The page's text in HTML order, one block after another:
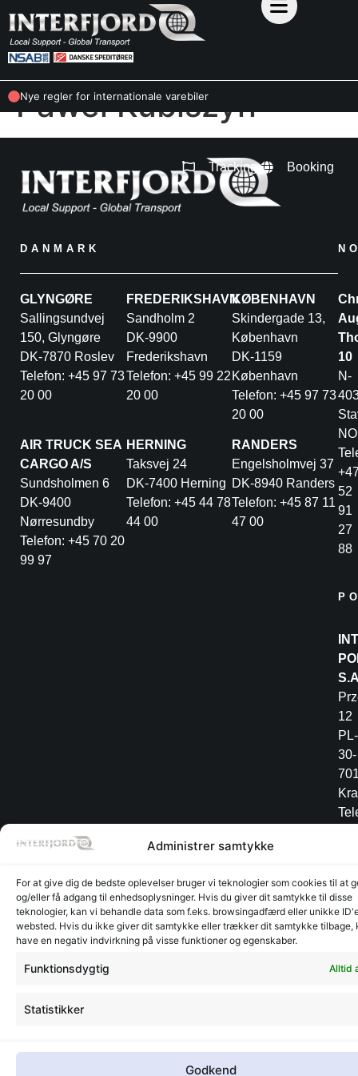
Administrer samtykke
For at give dig de bedste oplevelser bruger vi teknologier som cookies til at
og/eller få adgang til enhedsoplysninger. Hvis du giver dit samtykke til disse
teknologier, kan vi behandle data som f.eks. browsingadfærd eller unikke
websted. Hvis du ikke giver dit samtykke eller trækker dit samtykke tilbage,
have en negativ indvirkning på visse funktioner og egenskaber.
Funktionsdygtig Alltid
Statistikker
Godkend
Nye regler for internationale varebiler
Pawel Kubiszyn
Tracking Booking
DANMARK
GLYNGØRE
Sallingsundvej
150, Glyngøre
DK-7870 Roslev
Telefon: +45 97 73
20 00
FREDERIKSHAVN
Sandholm 2
DK-9900
Frederikshavn
Telefon: +45 99 22
20 00
KØBENHAVN
Skindergade 13,
København
DK-1159
København
Telefon: +45 97 73
20 00
AIR TRUCK SEA
CARGO A/S
Sundsholmen 6
DK-9400
Nørresundby
Telefon: +45 70 20
99 97
HERNING
Taksvej 24
DK-7400 Herning
Telefon: +45 44 78
44 00
RANDERS
Engelsholmvej 37
DK-8940 Randers
Telefon: +45 87 11
47 00
10
N-
52
91
27
88
12
PL-
30-
©
CVR:
Lager
Glyngøre
Lager
Glyngøre Radesign.dk - Design på